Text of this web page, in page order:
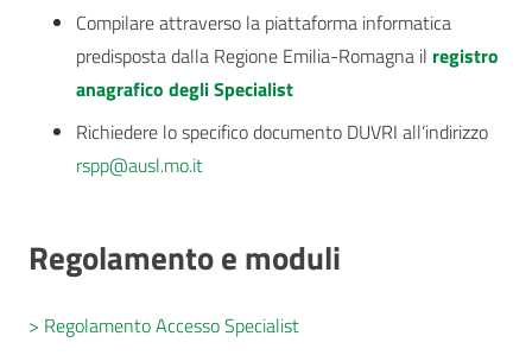
Compilare attraverso la piattaforma informatica
predisposta dalla Regione Emilia-Romagna il registro
anagrafico degli Specialist
Richiedere lo specifico documento DUVRI all’indirizzo
rspp@ausl.mo.it
Regolamento e moduli
> Regolamento Accesso Specialist